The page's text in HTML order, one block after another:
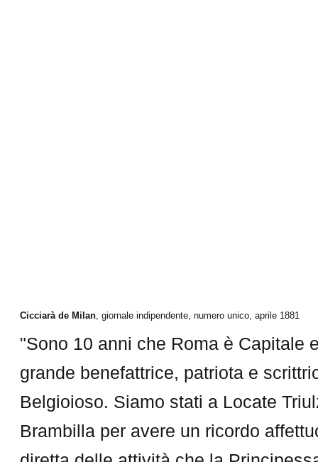
Cicciarà de Milan , giornale indipendente, numero unico, aprile 1881
"Sono 10 anni che Roma è Capitale
grande benefattrice, patriota e
Belgioioso. Siamo stati a Locate
Brambilla per avere un ricordo